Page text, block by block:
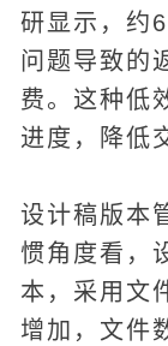
研显示，约
问题导致的
费。这种低
进度，降低
设计稿版本
惯角度看，
本，采用文
增加，文件